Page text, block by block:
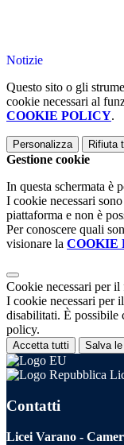
Notizie
Questo sito o gli
cookie necessari al
COOKIE POLICY.
Personalizza Rifiuta
Gestione cookie
In questa schermata è
I cookie necessari
piattaforma e non è
Per conoscere quali
visionare la COOKIE
Cookie necessari per
I cookie necessari per
disabilitati. È possibile
policy.
Accetta tutti Salva
Contatti
Licei Varano -